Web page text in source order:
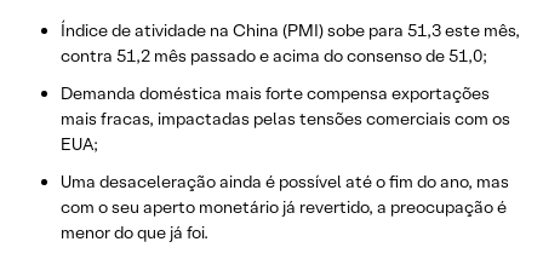
Índice de atividade na China (PMI) sobe para 51,3 este mês,
contra 51,2 mês passado e acima do consenso de 51,0;
Demanda doméstica mais forte compensa exportações
mais fracas, impactadas pelas tensões comerciais com os
EUA;
Uma desaceleração ainda é possível até o fim do ano, mas
com o seu aperto monetário já revertido, a preocupação é
menor do que já foi.